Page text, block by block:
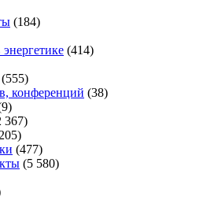
(184)
(414)
(555)
конференций (38)
367)
(477)
(5 580)